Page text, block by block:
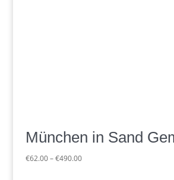
München in Sand
€62.00 –€490.00Preisspanne: